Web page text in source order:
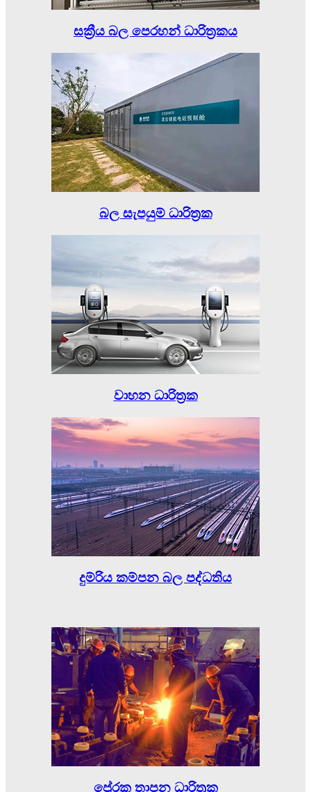
සක්‍රීය බල පෙරහන් ධාරිත්‍රකය
බල සැපයුම් ධාරිත්‍රක
වාහන ධාරිත්‍රක
දුම්රිය කම්පන බල පද්ධතිය
ප්‍රේරක තාපන ධාරිත්‍රක